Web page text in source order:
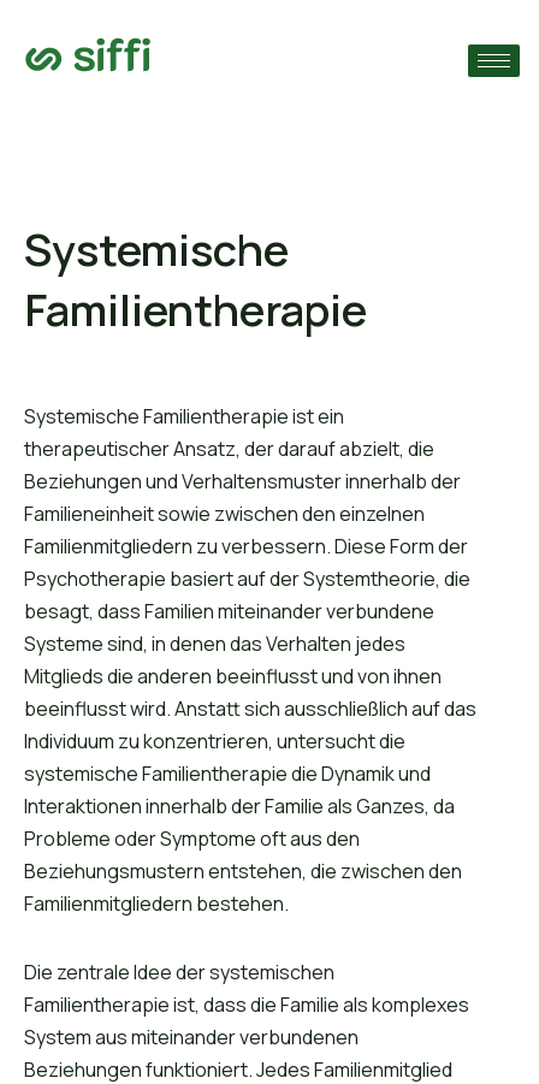
Systemische
Familientherapie
Systemische Familientherapie ist ein
therapeutischer Ansatz, der darauf abzielt, die
Beziehungen und Verhaltensmuster innerhalb der
Familieneinheit sowie zwischen den einzelnen
Familienmitgliedern zu verbessern. Diese Form der
Psychotherapie basiert auf der Systemtheorie, die
besagt, dass Familien miteinander verbundene
Systeme sind, in denen das Verhalten jedes
Mitglieds die anderen beeinflusst und von ihnen
beeinflusst wird. Anstatt sich ausschließlich auf das
Individuum zu konzentrieren, untersucht die
systemische Familientherapie die Dynamik und
Interaktionen innerhalb der Familie als Ganzes, da
Probleme oder Symptome oft aus den
Beziehungsmustern entstehen, die zwischen den
Familienmitgliedern bestehen.
Die zentrale Idee der systemischen
Familientherapie ist, dass die Familie als komplexes
System aus miteinander verbundenen
Beziehungen funktioniert. Jedes Familienmitglied